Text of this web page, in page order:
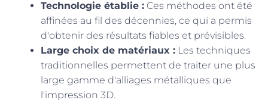
Technologie établie : Ces méthodes ont été
affinées au fil des décennies, ce qui a permis
d'obtenir des résultats fiables et prévisibles.
Large choix de matériaux : Les techniques
traditionnelles permettent de traiter une plus
large gamme d'alliages métalliques que
l'impression 3D.